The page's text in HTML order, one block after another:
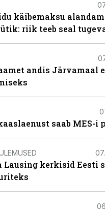
käibemaksu
riik teeb seal
andis Järvamaal
saab MES-i
Lausing kerkisid Eesti